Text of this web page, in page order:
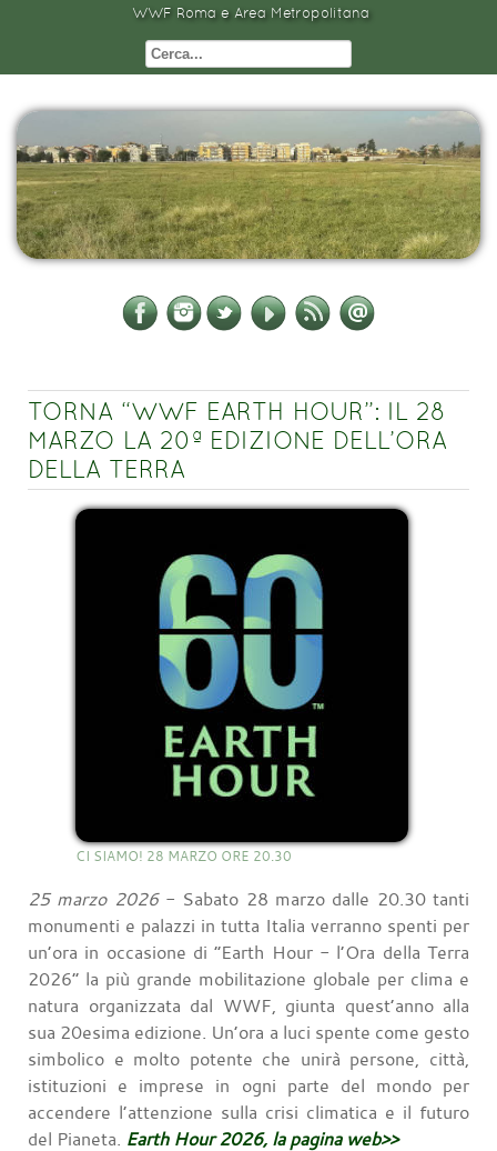
WWF Roma e Area Metropolitana
TORNA “WWF EARTH HOUR”: IL 28
MARZO LA 20ª EDIZIONE DELL’ORA
DELLA TERRA
CI SIAMO! 28 MARZO ORE 20.30
25 marzo 2026- Sabato 28 marzo dalle 20.30 tanti
monumenti e palazzi in tutta Italia verranno spenti per
un’ora in occasione di “Earth Hour - l’Ora della Terra
2026” la più grande mobilitazione globale per clima e
natura organizzata dal WWF, giunta quest’anno alla
sua 20esima edizione. Un’ora a luci spente come gesto
simbolico e molto potente che unirà persone, città,
istituzioni e imprese in ogni parte del mondo per
accendere l’attenzione sulla crisi climatica e il futuro
del Pianeta. Earth Hour 2026, la pagina web>>